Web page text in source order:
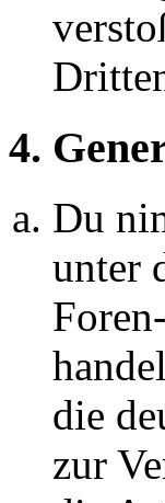
4.
Du
unter
die
zur